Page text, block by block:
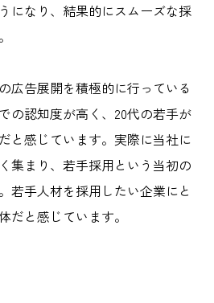
になり、結果的にスムーズな採
広告展開を積極的に行っている
の認知度が高く、20代の若手が
と感じています。実際に当社に
集まり、若手採用という当初の
若手人材を採用したい企業にと
だと感じています。